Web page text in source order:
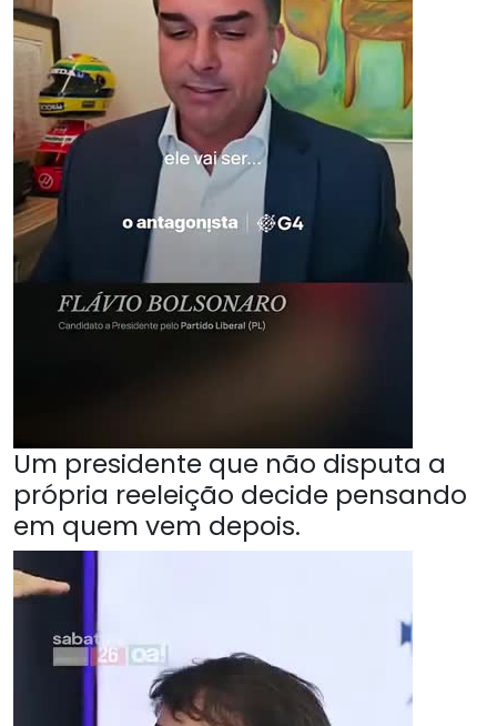
Um presidente que não disputa a
própria reeleição decide pensando
em quem vem depois.